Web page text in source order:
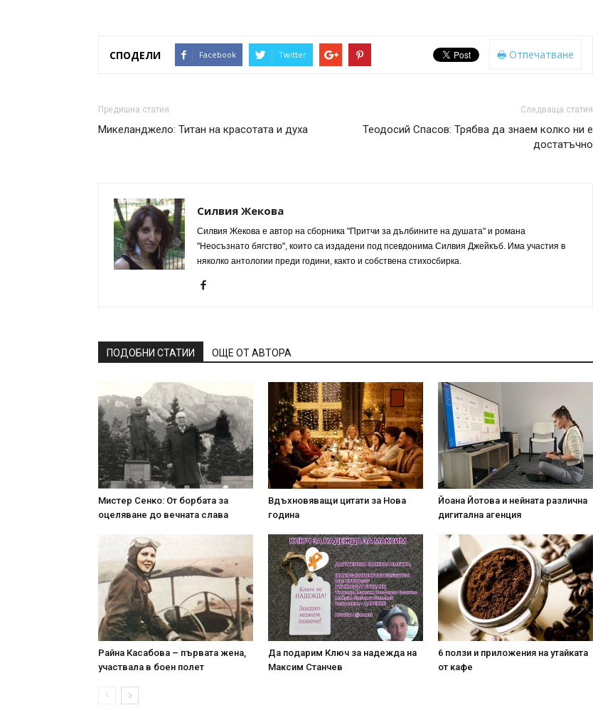
СПОДЕЛИ Facebook Twitter Отпечатване
Предишна статия
Микеланджело: Титан на красотата и духа
Следваща статия
Теодосий Спасов: Трябва да знаем колко ни е
достатъчно
Силвия Жекова
Силвия Жекова е автор на сборника "Притчи за дълбините на душата" и романа
"Неосъзнато бягство", които са издадени под псевдонима Силвия Джейкъб. Има участия в
няколко антологии преди години, както и собствена стихосбирка.
ПОДОБНИ СТАТИИ ОЩЕ ОТ АВТОРА
Мистер Сенко: От борбата за
оцеляване до вечната слава
Вдъхновяващи цитати за Нова
година
Йоана Йотова и нейната различна
дигитална агенция
Райна Касабова – първата жена,
участвала в боен полет
Да подарим Ключ за надежда на
Максим Станчев
6 ползи и приложения на утайката
от кафе